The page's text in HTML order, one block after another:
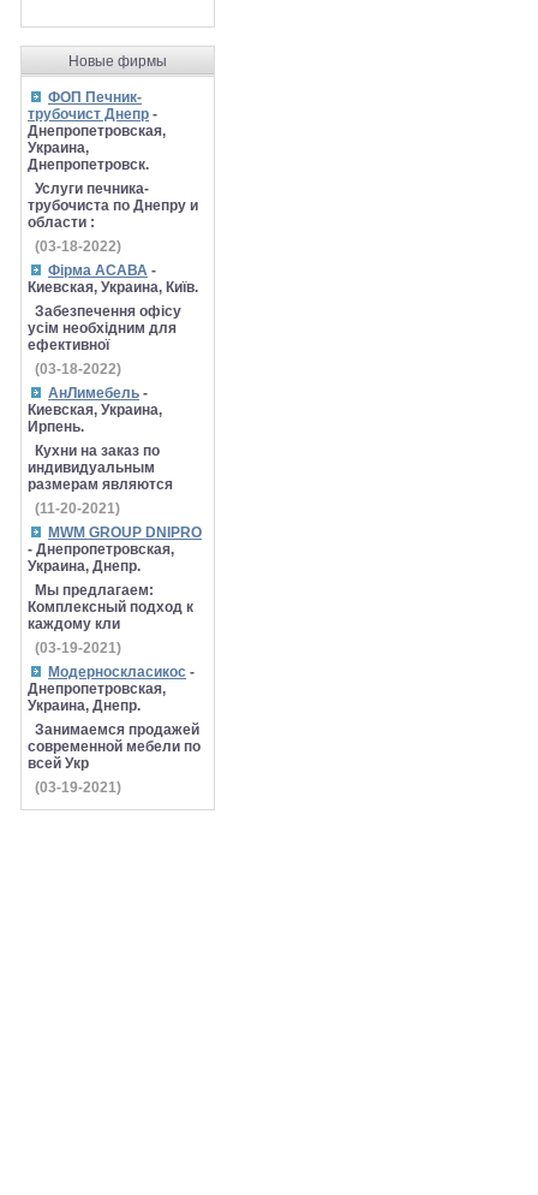
Новые фирмы
ФОП Печник-
трубочист Днепр -
Днепропетровская,
Украина,
Днепропетровск.
Услуги печника-
трубочиста по Днепру и
области :
(03-18-2022)
Фірма АСАВА -
Киевская, Украина, Київ.
Забезпечення офісу
усім необхідним для
ефективної
(03-18-2022)
АнЛимебель -
Киевская, Украина,
Ирпень.
Кухни на заказ по
индивидуальным
размерам являются
(11-20-2021)
MWM GROUP DNIPRO
- Днепропетровская,
Украина, Днепр.
Мы предлагаем:
Комплексный подход к
каждому кли
(03-19-2021)
Модерноскласикос -
Днепропетровская,
Украина, Днепр.
Занимаемся продажей
современной мебели по
всей Укр
(03-19-2021)